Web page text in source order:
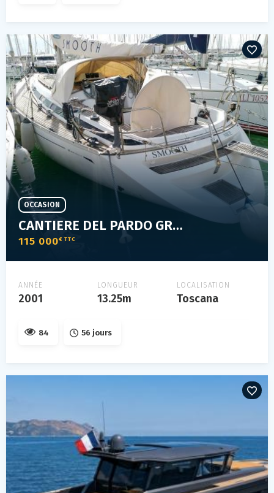
CANTIERE DEL PARDO GRAND SOLEIL 43
115 000€ TTC
OCCASION
ANNÉE
2001
LONGUEUR
13.25m
LOCALISATION
Toscana
84 56 jours